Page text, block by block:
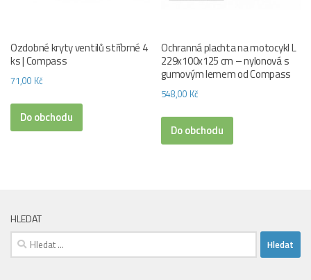
Ozdobné kryty ventilů stříbrné 4
ks | Compass
71,00 Kč
Do obchodu
Ochranná plachta na motocykl L
229x100x125 cm – nylonová s
gumovým lemem od Compass
548,00 Kč
Do obchodu
HLEDAT
Vyhledávání